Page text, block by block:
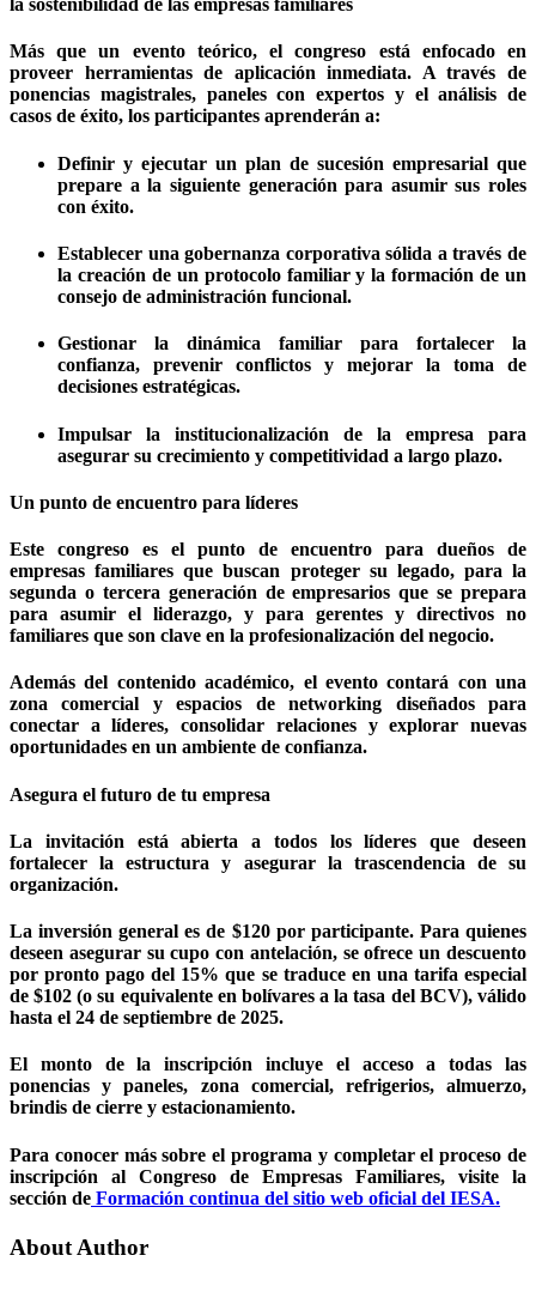
la sostenibilidad de las empresas familiares
Más que un evento teórico, el congreso está enfocado en
proveer herramientas de aplicación inmediata. A través de
ponencias magistrales, paneles con expertos y el análisis de
casos de éxito, los participantes aprenderán a:
Definir y ejecutar un plan de sucesión empresarial que
prepare a la siguiente generación para asumir sus roles
con éxito.
Establecer una gobernanza corporativa sólida a través de
la creación de un protocolo familiar y la formación de un
consejo de administración funcional.
Gestionar la dinámica familiar para fortalecer la
confianza, prevenir conflictos y mejorar la toma de
decisiones estratégicas.
Impulsar la institucionalización de la empresa para
asegurar su crecimiento y competitividad a largo plazo.
Un punto de encuentro para líderes
Este congreso es el punto de encuentro para dueños de
empresas familiares que buscan proteger su legado, para la
segunda o tercera generación de empresarios que se prepara
para asumir el liderazgo, y para gerentes y directivos no
familiares que son clave en la profesionalización del negocio.
Además del contenido académico, el evento contará con una
zona comercial y espacios de networking diseñados para
conectar a líderes, consolidar relaciones y explorar nuevas
oportunidades en un ambiente de confianza.
Asegura el futuro de tu empresa
La invitación está abierta a todos los líderes que deseen
fortalecer la estructura y asegurar la trascendencia de su
organización.
La inversión general es de $120 por participante. Para quienes
deseen asegurar su cupo con antelación, se ofrece un descuento
por pronto pago del 15% que se traduce en una tarifa especial
de $102 (o su equivalente en bolívares a la tasa del BCV), válido
hasta el 24 de septiembre de 2025.
El monto de la inscripción incluye el acceso a todas las
ponencias y paneles, zona comercial, refrigerios, almuerzo,
brindis de cierre y estacionamiento.
Para conocer más sobre el programa y completar el proceso de
inscripción al Congreso de Empresas Familiares, visite la
sección de Formación continua del sitio web oficial del IESA.
About Author